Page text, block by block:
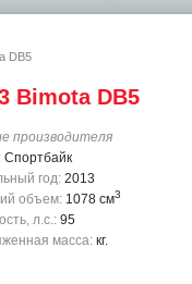
DB5
Bimota DB5
производителя
Спортбайк
год: 2013
объем: 1078 см3
л.с.: 95
масса: кг.